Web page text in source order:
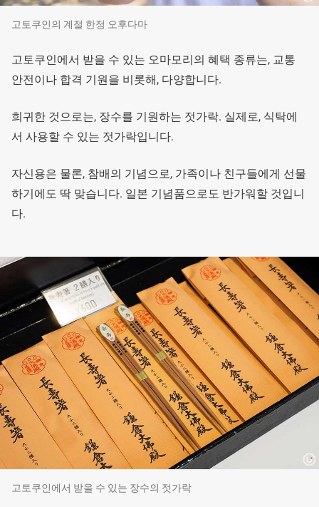
고토쿠인의 계절 한정 오후다마
고토쿠인에서 받을 수 있는 오마모리의 혜택 종류는, 교통
안전이나 합격 기원을 비롯해, 다양합니다.
희귀한 것으로는, 장수를 기원하는 젓가락. 실제로, 식탁에
서 사용할 수 있는 젓가락입니다.
자신용은 물론, 참배의 기념으로, 가족이나 친구들에게 선물
하기에도 딱 맞습니다. 일본 기념품으로도 반가워할 것입니
다.
고토쿠인에서 받을 수 있는 장수의 젓가락